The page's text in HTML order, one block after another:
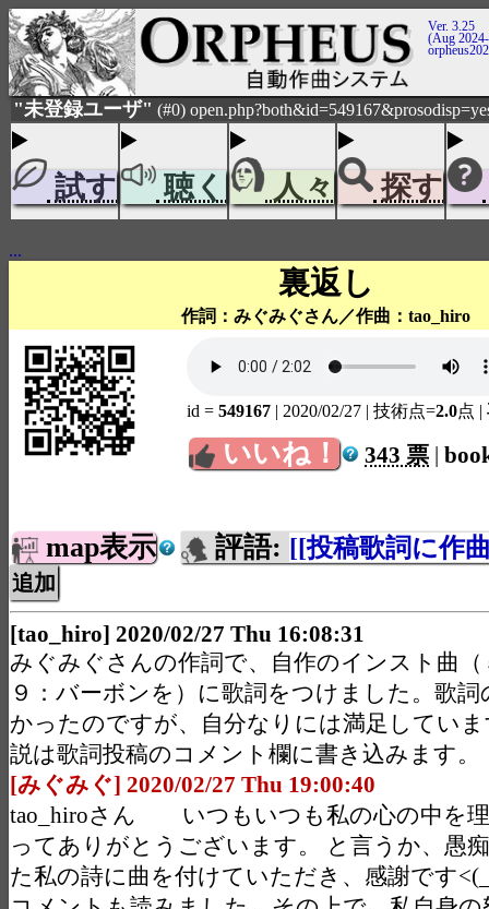
Ver. 3.25
(Aug
"未登録ユーザ" (#0)
試す 聴く 人々 探す
...
裏返し
作詞：みぐみぐさん／作曲：tao_hiro
id = 549167 | 2020/02/27 | 技術点=2.0点 |
いいね！ 343 票
map表示 評語: [[投稿歌詞に作
[tao_hiro] 2020/02/27 Thu 16:08:31
みぐみぐさんの作詞で、自作のインスト曲（
９：バーボンを）に歌詞をつけました。歌詞
かったのですが、自分なりには満足してい
説は歌詞投稿のコメント欄に書き込みます。
[みぐみぐ] 2020/02/27 Thu 19:00:40
tao_hiroさん いつもいつも私の心の中を
ってありがとうございます。 と言うか、愚
た私の詩に曲を付けていただき、感謝です